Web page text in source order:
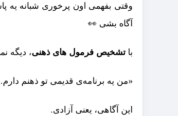
وقتی بفهمی اون پرخوری شبانه یه
آگاه بشی 👀
باتشخیص فرمول های ذهنی، دیگه
«من یه برنامه‌ی قدیمی تو ذهنم
این آگاهی، یعنی آزادی.